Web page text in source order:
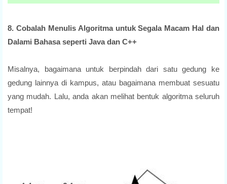
8. Cobalah Menulis Algoritma untuk Segala Macam Hal dan
Dalami Bahasa seperti Java dan C++
Misalnya, bagaimana untuk berpindah dari satu gedung ke
gedung lainnya di kampus, atau bagaimana membuat sesuatu
yang mudah. Lalu, anda akan melihat bentuk algoritma seluruh
tempat!